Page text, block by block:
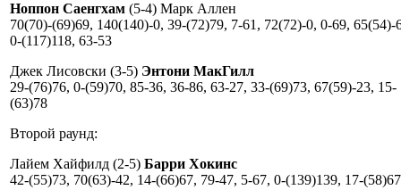
Ноппон Саенгхам (5-4) Марк Аллен
70(70)-(69)69, 140(140)-0, 39-(72)79, 7-61, 72(72)-0, 0-69, 65(54)-
0-(117)118, 63-53
Джек Лисовски (3-5) Энтони МакГилл
29-(76)76, 0-(59)70, 85-36, 36-86, 63-27, 33-(69)73, 67(59)-23, 15-
(63)78
Второй раунд:
Лайем Хайфилд (2-5) Барри Хокинс
42-(55)73, 70(63)-42, 14-(66)67, 79-47, 5-67, 0-(139)139, 17-(58)67